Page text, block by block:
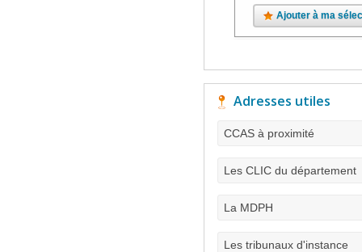
Ajouter à ma
Adresses utiles
CCAS à proximité
Les CLIC du département
La MDPH
Les tribunaux d'instance